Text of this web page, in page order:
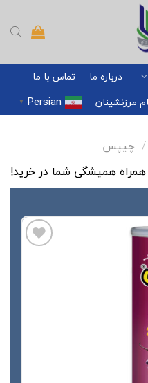
درباره ما
تماس با ما
مرزنشینان Persian
▼
/ چیپس
همراه همیشگی شما در خرید!